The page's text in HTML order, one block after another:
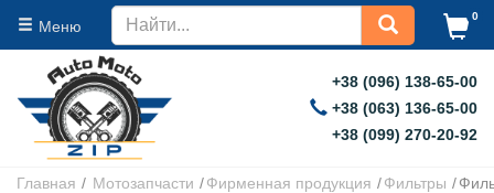
Меню
0
+38 (096) 138-65-00
+38 (063) 136-65-00
+38 (099) 270-20-92
Главная Мотозапчасти Фирменная продукция Фильтры